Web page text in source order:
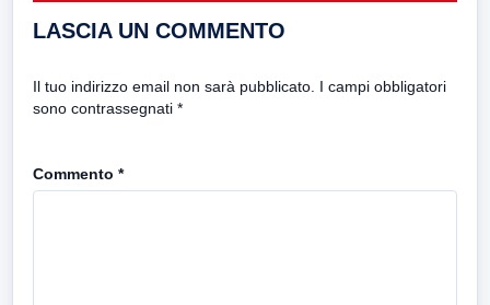
LASCIA UN COMMENTO
Il tuo indirizzo email non sarà pubblicato. I campi obbligatori
sono contrassegnati *
Commento *